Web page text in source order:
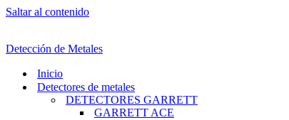
Saltar al contenido
Detección de Metales
Inicio
Detectores de metales
DETECTORES GARRETT
GARRETT ACE